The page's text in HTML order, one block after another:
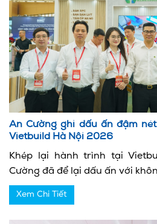
An Cường ghi dấu ấn đậm
Vietbuild Hà Nội 2026
Khép lại hành trình tại
Cường đã để lại dấu ấn với
Xem Chi Tiết